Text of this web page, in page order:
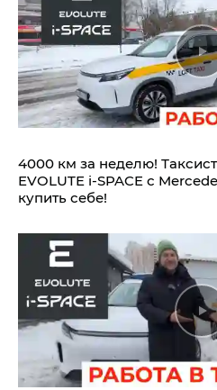
4000 км за неделю!
EVOLUTE i‑SPACE с
купить себе!